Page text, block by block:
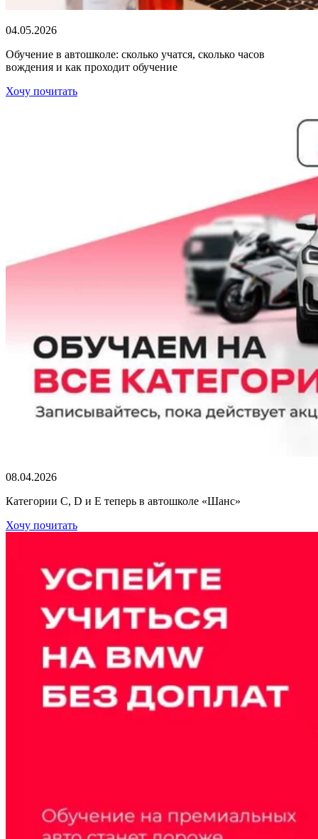
04.05.2026
Обучение в автошколе: сколько учатся, сколько часов
вождения и как проходит обучение
Хочу почитать
08.04.2026
Категории C, D и E теперь в автошколе «Шанс»
Хочу почитать